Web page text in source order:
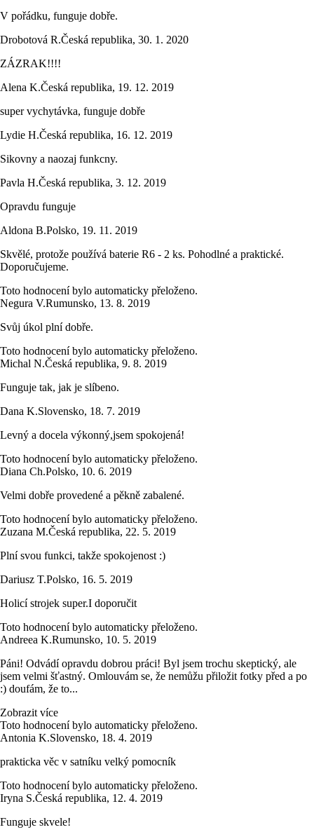
V pořádku, funguje dobře.
Drobotová R.Česká republika, 30. 1. 2020
ZÁZRAK!!!!
Alena K.Česká republika, 19. 12. 2019
super vychytávka, funguje dobře
Lydie H.Česká republika, 16. 12. 2019
Sikovny a naozaj funkcny.
Pavla H.Česká republika, 3. 12. 2019
Opravdu funguje
Aldona B.Polsko, 19. 11. 2019
Skvělé, protože používá baterie R6 - 2 ks. Pohodlné a praktické.
Doporučujeme.
Toto hodnocení bylo automaticky přeloženo.
Negura V.Rumunsko, 13. 8. 2019
Svůj úkol plní dobře.
Toto hodnocení bylo automaticky přeloženo.
Michal N.Česká republika, 9. 8. 2019
Funguje tak, jak je slíbeno.
Dana K.Slovensko, 18. 7. 2019
Levný a docela výkonný,jsem spokojená!
Toto hodnocení bylo automaticky přeloženo.
Diana Ch.Polsko, 10. 6. 2019
Velmi dobře provedené a pěkně zabalené.
Toto hodnocení bylo automaticky přeloženo.
Zuzana M.Česká republika, 22. 5. 2019
Plní svou funkci, takže spokojenost :)
Dariusz T.Polsko, 16. 5. 2019
Holicí strojek super.I doporučit
Toto hodnocení bylo automaticky přeloženo.
Andreea K.Rumunsko, 10. 5. 2019
Páni! Odvádí opravdu dobrou práci! Byl jsem trochu skeptický, ale
jsem velmi šťastný. Omlouvám se, že nemůžu přiložit fotky před a po
:) doufám, že to...
Zobrazit více
Toto hodnocení bylo automaticky přeloženo.
Antonia K.Slovensko, 18. 4. 2019
prakticka věc v satníku velký pomocník
Toto hodnocení bylo automaticky přeloženo.
Iryna S.Česká republika, 12. 4. 2019
Funguje skvele!